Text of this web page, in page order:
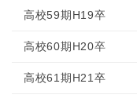
高校59期H19卒
高校60期H20卒
高校61期H21卒